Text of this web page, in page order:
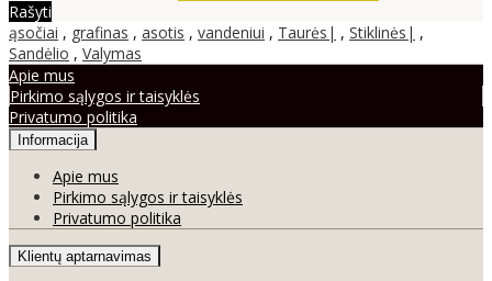
Rašyti
ąsočiai , grafinas , asotis , vandeniui , Taurės| , Stiklinės| ,
Sandėlio , Valymas
Apie mus
Pirkimo sąlygos ir taisyklės
Privatumo politika
Informacija
Apie mus
Pirkimo sąlygos ir taisyklės
Privatumo politika
Klientų aptarnavimas